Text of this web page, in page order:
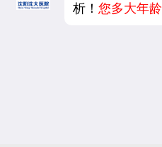
析！您多大年龄